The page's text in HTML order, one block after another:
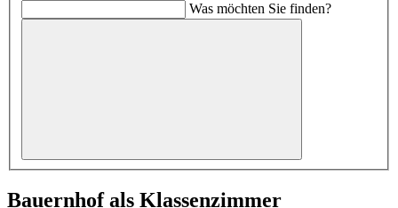
Was möchten Sie finden?
Bauernhof als Klassenzimmer